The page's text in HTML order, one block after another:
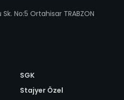
No:5 Ortahisar TRABZON
SGK
Stajyer Özel